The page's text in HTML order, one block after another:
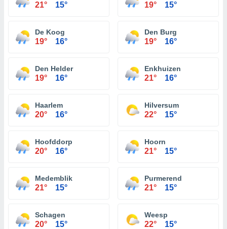
21° 15° 19° 15°
De Koog
19° 16°
Den Burg
19° 16°
Den Helder
19° 16°
Enkhuizen
21° 16°
Haarlem
20° 16°
Hilversum
22° 15°
Hoofddorp
20° 16°
Hoorn
21° 15°
Medemblik
21° 15°
Purmerend
21° 15°
Schagen
20° 15°
Weesp
22° 15°